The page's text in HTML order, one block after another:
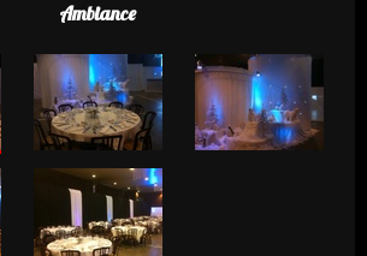
Ambiance